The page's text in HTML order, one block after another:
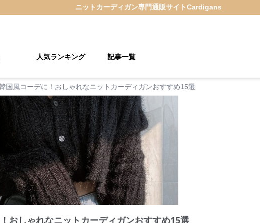
ニットカーディガン専門通販サイトCardigans
人気ランキング 記事一覧
国風コーデに！おしゃれなニットカーディガンおすすめ15選
おしゃれなニットカーディガンおすすめ15選